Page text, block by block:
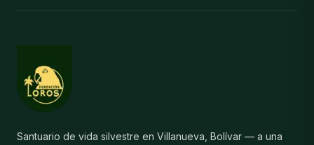
Santuario de vida silvestre en Villanueva, Bolívar — a una